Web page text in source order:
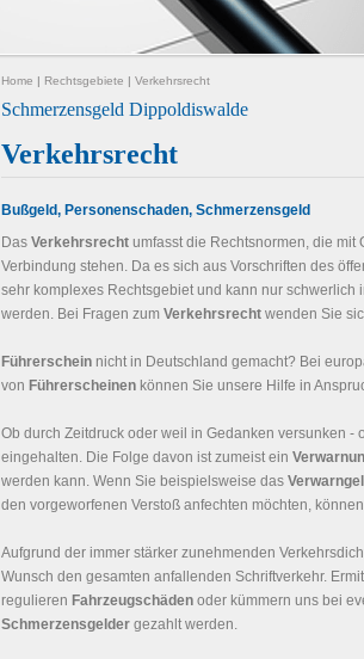
Home | Rechtsgebiete | Verkehrsrecht
Schmerzensgeld Dippoldiswalde
Verkehrsrecht
Bußgeld, Personenschaden, Schmerzensgeld
Das Verkehrsrecht umfasst die Rechtsnormen, die mit
Verbindung stehen. Da es sich aus Vorschriften des
sehr komplexes Rechtsgebiet und kann nur
werden. Bei Fragen zum Verkehrsrecht wenden Sie
Führerschein nicht in Deutschland gemacht? Bei
von Führerscheinen können Sie unsere Hilfe in
Ob durch Zeitdruck oder weil in Gedanken versunken
eingehalten. Die Folge davon ist zumeist ein
werden kann. Wenn Sie beispielsweise das
den vorgeworfenen Verstoß anfechten möchten,
Aufgrund der immer stärker zunehmenden
Wunsch den gesamten anfallenden Schriftverkehr.
regulieren Fahrzeugschäden oder kümmern uns bei
Schmerzensgelder gezahlt werden.